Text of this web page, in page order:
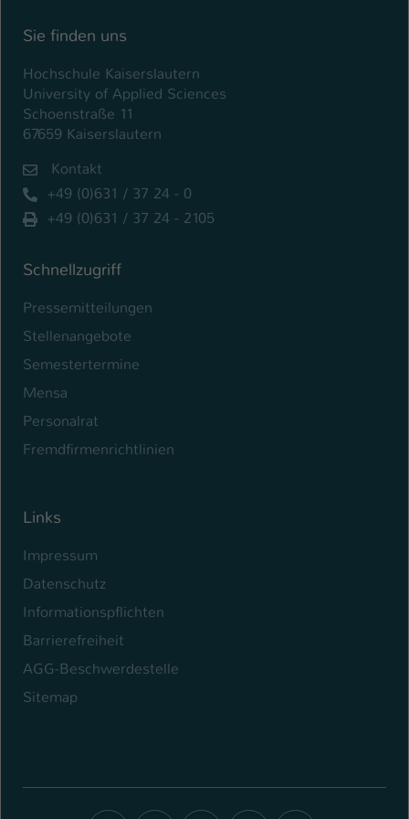
Sie finden uns
Hochschule Kaiserslautern
University of Applied Sciences
Schoenstraße 11
67659 Kaiserslautern
Kontakt
+49 (0)631 / 37 24 - 0
+49 (0)631 / 37 24 - 2105
Schnellzugriff
Pressemitteilungen
Stellenangebote
Semestertermine
Mensa
Personalrat
Fremdfirmenrichtlinien
Links
Impressum
Datenschutz
Informationspflichten
Barrierefreiheit
AGG-Beschwerdestelle
Sitemap
Name
Anbieter TYPO3
Laufzeit 1 Tag
Zweck
angemeldet ist und Rechte besitzt diese
zu verwalten.